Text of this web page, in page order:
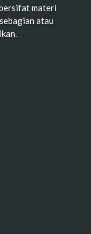
materi
atau